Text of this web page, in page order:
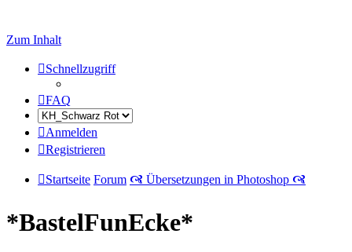
Zum Inhalt
Schnellzugriff
FAQ
Anmelden
Registrieren
Startseite Forum 🙧 Übersetzungen in Photoshop 🙧
*BastelFunEcke*